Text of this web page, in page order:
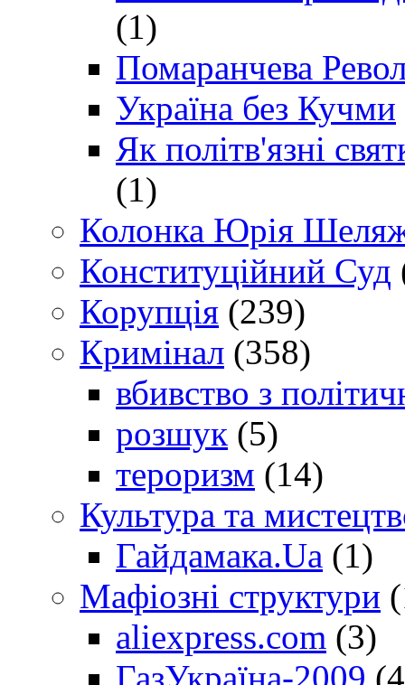
(1)
Помаранчева
Україна без Кучми
Як політв'язні
(1)
Колонка Юрія
Конституційний Суд
Корупція (239)
Кримінал (358)
вбивство з
розшук (5)
тероризм (14)
Культура та
Гайдамака.Ua (1)
Мафіозні структури
aliexpress.com (3)
ГазУкраїна-2009